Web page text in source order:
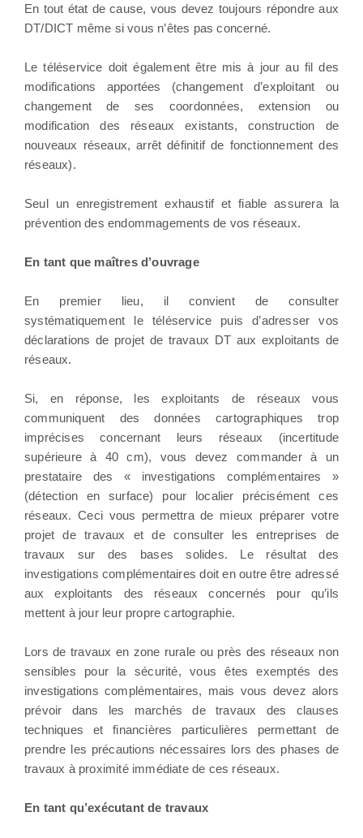
En tout état de cause, vous devez toujours répondre aux
DT/DICT même si vous n’êtes pas concerné.
Le téléservice doit également être mis à jour au fil des
modifications apportées (changement d’exploitant ou
changement de ses coordonnées, extension ou
modification des réseaux existants, construction de
nouveaux réseaux, arrêt définitif de fonctionnement des
réseaux).
Seul un enregistrement exhaustif et fiable assurera la
prévention des endommagements de vos réseaux.
En tant que maîtres d’ouvrage
En premier lieu, il convient de consulter
systématiquement le téléservice puis d’adresser vos
déclarations de projet de travaux DT aux exploitants de
réseaux.
Si, en réponse, les exploitants de réseaux vous
communiquent des données cartographiques trop
imprécises concernant leurs réseaux (incertitude
supérieure à 40 cm), vous devez commander à un
prestataire des « investigations complémentaires »
(détection en surface) pour localier précisément ces
réseaux. Ceci vous permettra de mieux préparer votre
projet de travaux et de consulter les entreprises de
travaux sur des bases solides. Le résultat des
investigations complémentaires doit en outre être adressé
aux exploitants des réseaux concernés pour qu’ils
mettent à jour leur propre cartographie.
Lors de travaux en zone rurale ou près des réseaux non
sensibles pour la sécurité, vous êtes exemptés des
investigations complémentaires, mais vous devez alors
prévoir dans les marchés de travaux des clauses
techniques et financières particulières permettant de
prendre les précautions nécessaires lors des phases de
travaux à proximité immédiate de ces réseaux.
En tant qu’exécutant de travaux